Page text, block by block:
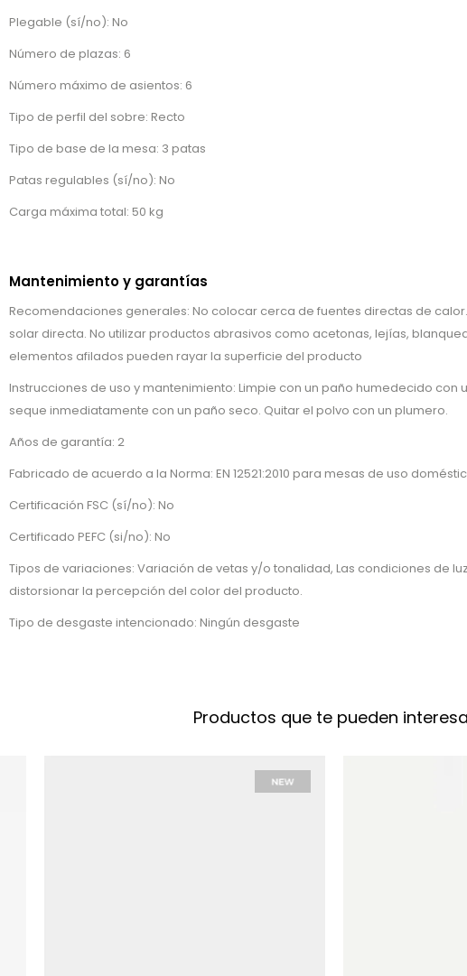
Plegable (sí/no): No
Número de plazas: 6
Número máximo de asientos: 6
Tipo de perfil del sobre: Recto
Tipo de base de la mesa: 3 patas
Patas regulables (sí/no): No
Carga máxima total: 50 kg
Mantenimiento y garantías
Recomendaciones generales: No colocar cerca de fuentes directas de
solar directa. No utilizar productos abrasivos como acetonas, lejías,
elementos afilados pueden rayar la superficie del producto
Instrucciones de uso y mantenimiento: Limpie con un paño humedecido con
seque inmediatamente con un paño seco. Quitar el polvo con un plumero.
Años de garantía: 2
Fabricado de acuerdo a la Norma: EN 12521:2010 para mesas de uso
Certificación FSC (sí/no): No
Certificado PEFC (si/no): No
Tipos de variaciones: Variación de vetas y/o tonalidad, Las condiciones de
distorsionar la percepción del color del producto.
Tipo de desgaste intencionado: Ningún desgaste
Productos que te pueden